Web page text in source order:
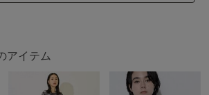
もご用意しております
ィネート】
アイテム